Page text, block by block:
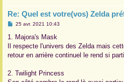
Re: Quel est votre(vos) Zelda
M
s
a
g
25 avr. 2021 10:43
1. Majora's Mask
Il respecte l'univers des Zelda mais
retour en arrière continuel le rend si
2. Twilight Princess